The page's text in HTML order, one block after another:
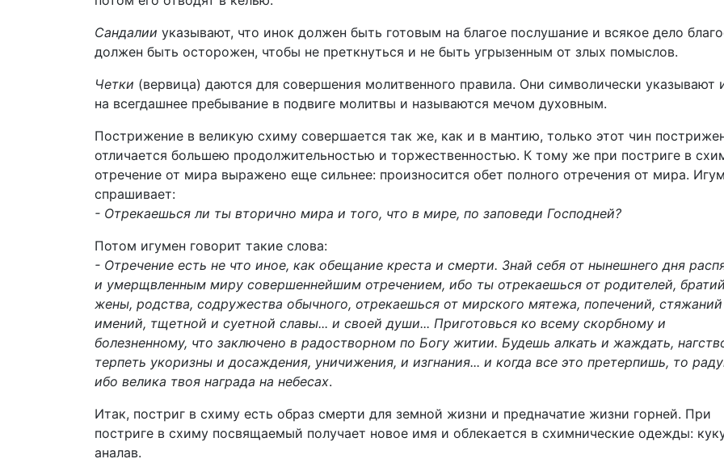
Сандалии указывают, что инок должен быть готовым на благое послушание и всякое дело
должен быть осторожен, чтобы не преткнуться и не быть угрызенным от злых помыслов.
Четки (вервица) даются для совершения молитвенного правила. Они символически указывают
на всегдашнее пребывание в подвиге молитвы и называются мечом духовным.
Пострижение в великую схиму совершается так же, как и в мантию, только этот чин
отличается большею продолжительностью и торжественностью. К тому же при постриге в
отречение от мира выражено еще сильнее: произносится обет полного отречения от мира.
спрашивает:
- Отрекаешься ли ты вторично мира и того, что в мире, по заповеди Господней?
Потом игумен говорит такие слова:
- Отречение есть не что иное, как обещание креста и смерти. Знай себя от нынешнего дня
и умерщвленным миру совершеннейшим отречением, ибо ты отрекаешься от родителей,
жены, родства, содружества обычного, отрекаешься от мирского мятежа, попечений, стяжаний
имений, тщетной и суетной славы... и своей души... Приготовься ко всему скорбному и
болезненному, что заключено в радостворном по Богу житии. Будешь алкать и жаждать,
терпеть укоризны и досаждения, уничижения, и изгнания... и когда все это претерпишь, то
ибо велика твоя награда на небесах.
Итак, постриг в схиму есть образ смерти для земной жизни и предначатие жизни горней. При
постриге в схиму посвящаемый получает новое имя и облекается в схимнические одежды:
аналав.